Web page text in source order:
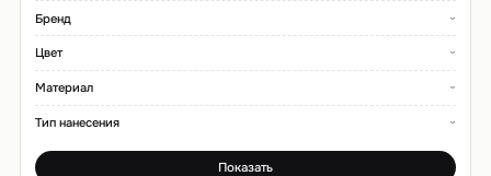
Бренд
Цвет
Материал
Тип нанесения
Показать